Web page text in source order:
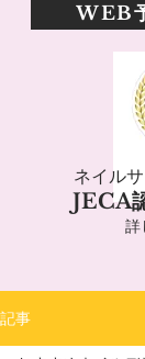
WEB
ネイル
JECA
詳
記事